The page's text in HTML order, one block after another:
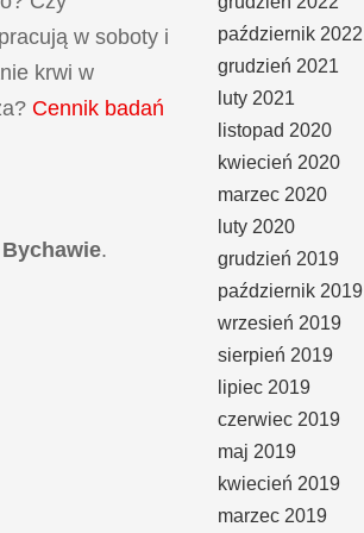
w soboty i
krwi w
Cennik badań
Bychawie.
październik 2022
grudzień 2021
luty 2021
listopad 2020
kwiecień 2020
marzec 2020
luty 2020
grudzień 2019
październik 2019
wrzesień 2019
sierpień 2019
lipiec 2019
czerwiec 2019
maj 2019
kwiecień 2019
marzec 2019